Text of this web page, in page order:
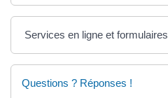
Services en ligne et formulaires
Questions ? Réponses !